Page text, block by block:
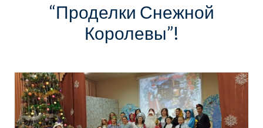
“Проделки Снежной
Королевы”!